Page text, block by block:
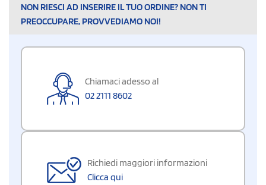
NON RIESCI AD INSERIRE IL TUO ORDINE? NON TI
PREOCCUPARE, PROVVEDIAMO NOI!
Chiamaci adesso al
02 2111 8602
Richiedi maggiori informazioni
Clicca qui